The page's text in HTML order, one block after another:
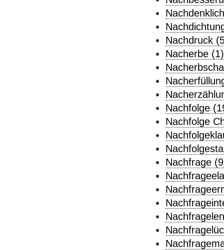
Nachdruck
Nacherbe (1)
Nachfolge
Nachfolge
Nachfrage